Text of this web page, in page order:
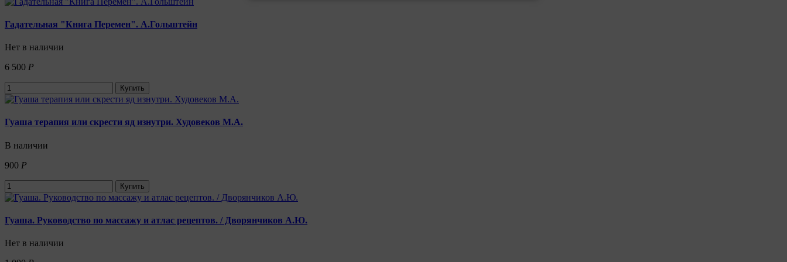
Гадательная "Книга Перемен". А.Гольштейн
Нет в наличии
6 500 Р
Купить
Гуаша терапия или скрести яд изнутри. Худовеков М.А.
В наличии
900 Р
Купить
Гуаша. Руководство по массажу и атлас рецептов. / Дворянчиков А.Ю.
Нет в наличии